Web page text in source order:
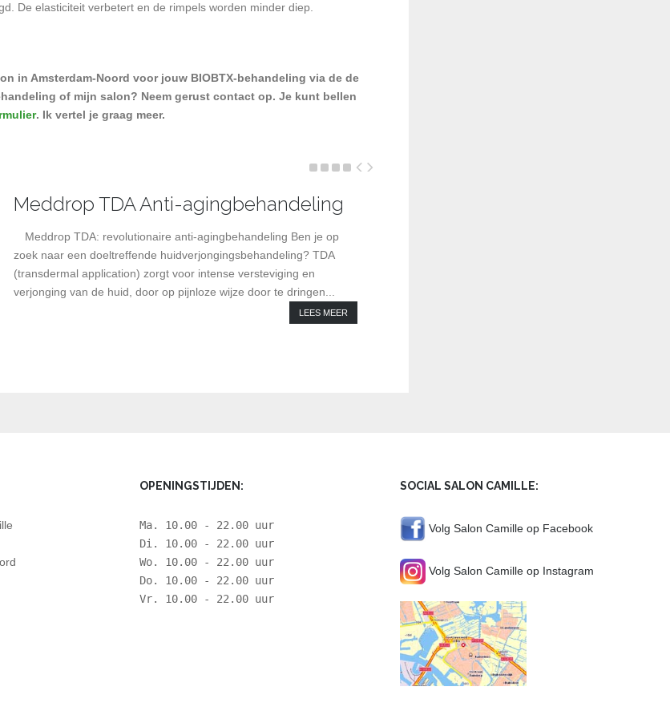
De elasticiteit verbetert en de rimpels worden minder diep.
in Amsterdam-Noord voor jouw BIOBTX-behandeling via de de
of mijn salon? Neem gerust contact op. Je kunt bellen
. Ik vertel je graag meer.
Meddrop TDA Anti-agingbehandeling
Meddrop TDA: revolutionaire anti-agingbehandeling Ben je op
zoek naar een doeltreffende huidverjongingsbehandeling? TDA
(transdermal application) zorgt voor intense versteviging en
verjonging van de huid, door op pijnloze wijze door te dringen...
LEES MEER
OPENINGSTIJDEN:
Ma. 10.00 - 22.00 uur
Di. 10.00 - 22.00 uur
Wo. 10.00 - 22.00 uur
Do. 10.00 - 22.00 uur
Vr. 10.00 - 22.00 uur
SOCIAL SALON CAMILLE:
Volg Salon Camille op Facebook
Volg Salon Camille op Instagram